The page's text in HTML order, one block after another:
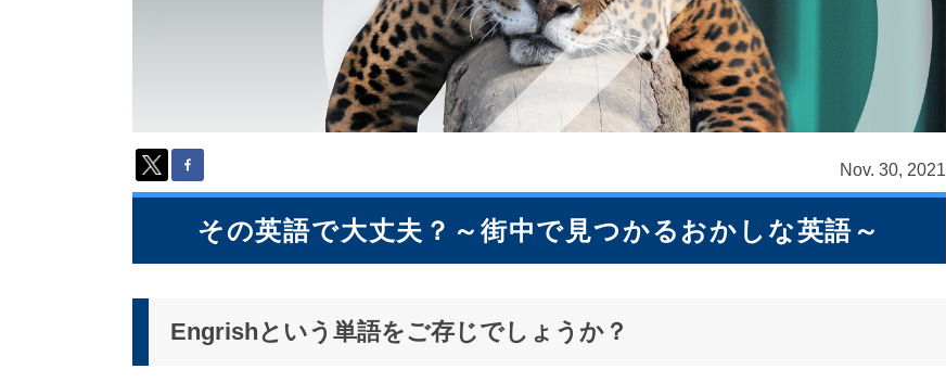
遣
の
多
言
ー
ス
9
Nov. 30, 2021
その英語で大丈夫？～街中で見つかるおかしな英語～
Engrishという単語をご存じでしょうか？